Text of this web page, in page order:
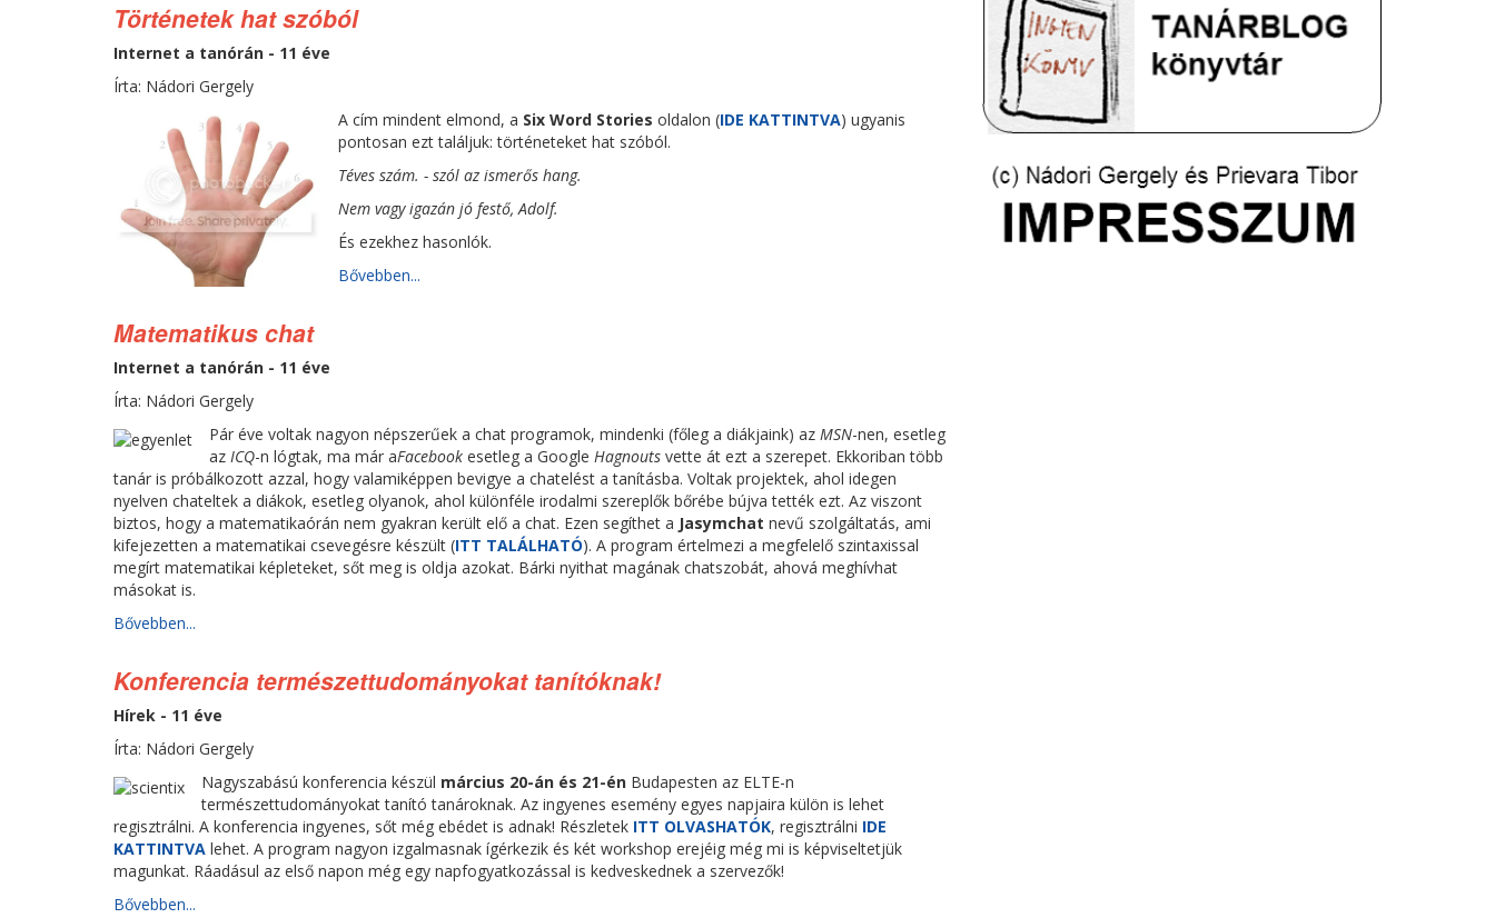
Történetek hat szóból
Internet a tanórán - 11 éve
Írta: Nádori Gergely
A cím mindent elmond, a Six Word Stories oldalon (IDE KATTINTVA) ugyanis
pontosan ezt találjuk: történeteket hat szóból.
Téves szám. - szól az ismerős hang.
Nem vagy igazán jó festő, Adolf.
És ezekhez hasonlók.
Bővebben...
Matematikus chat
Internet a tanórán - 11 éve
Írta: Nádori Gergely
Pár éve voltak nagyon népszerűek a chat programok, mindenki (főleg a diákjaink) az MSN-nen, esetleg
az ICQ-n lógtak, ma már aFacebook esetleg a Google Hagnouts vette át ezt a szerepet. Ekkoriban több
tanár is próbálkozott azzal, hogy valamiképpen bevigye a chatelést a tanításba. Voltak projektek, ahol idegen
nyelven chateltek a diákok, esetleg olyanok, ahol különféle irodalmi szereplők bőrébe bújva tették ezt. Az viszont
biztos, hogy a matematikaórán nem gyakran került elő a chat. Ezen segíthet a Jasymchat nevű szolgáltatás, ami
kifejezetten a matematikai csevegésre készült (ITT TALÁLHATÓ). A program értelmezi a megfelelő szintaxissal
megírt matematikai képleteket, sőt meg is oldja azokat. Bárki nyithat magának chatszobát, ahová meghívhat
másokat is.
Bővebben...
Konferencia természettudományokat tanítóknak!
Hírek - 11 éve
Írta: Nádori Gergely
Nagyszabású konferencia készül március 20-án és 21-én Budapesten az ELTE-n
természettudományokat tanító tanároknak. Az ingyenes esemény egyes napjaira külön is lehet
regisztrálni. A konferencia ingyenes, sőt még ebédet is adnak! Részletek ITT OLVASHATÓK, regisztrálni IDE
KATTINTVA lehet. A program nagyon izgalmasnak ígérkezik és két workshop erejéig még mi is képviseltetjük
magunkat. Ráadásul az első napon még egy napfogyatkozással is kedveskednek a szervezők!
Bővebben...